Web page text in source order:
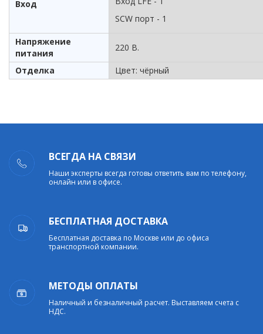
Вход
SCW порт - 1
Напряжение
питания
220 В.
Отделка Цвет: чёрный
ВСЕГДА НА СВЯЗИ
Наши эксперты всегда готовы ответить вам по телефону,
онлайн или в офисе.
БЕСПЛАТНАЯ ДОСТАВКА
Бесплатная доставка по Москве или до офиса
транспортной компании.
МЕТОДЫ ОПЛАТЫ
Наличный и безналичный расчет. Выставляем счета с
НДС.